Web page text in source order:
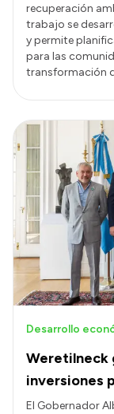
recuperación
trabajo se
y permite
para las
transformación
Weretilneck
inversiones
Desarrollo
El Gobernador